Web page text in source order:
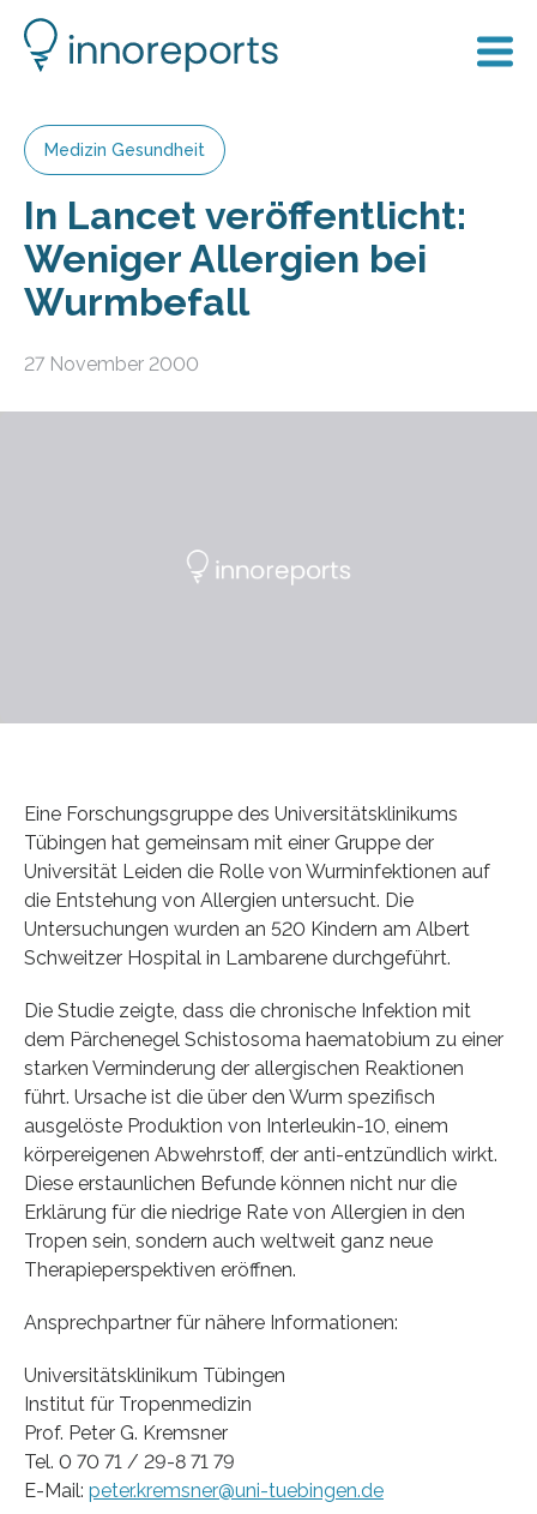
Medizin Gesundheit
In Lancet veröffentlicht:
Weniger Allergien bei
Wurmbefall
27 November 2000
Eine Forschungsgruppe des Universitätsklinikums
Tübingen hat gemeinsam mit einer Gruppe der
Universität Leiden die Rolle von Wurminfektionen auf
die Entstehung von Allergien untersucht. Die
Untersuchungen wurden an 520 Kindern am Albert
Schweitzer Hospital in Lambarene durchgeführt.
Die Studie zeigte, dass die chronische Infektion mit
dem Pärchenegel Schistosoma haematobium zu einer
starken Verminderung der allergischen Reaktionen
führt. Ursache ist die über den Wurm spezifisch
ausgelöste Produktion von Interleukin-10, einem
körpereigenen Abwehrstoff, der anti-entzündlich wirkt.
Diese erstaunlichen Befunde können nicht nur die
Erklärung für die niedrige Rate von Allergien in den
Tropen sein, sondern auch weltweit ganz neue
Therapieperspektiven eröffnen.
Ansprechpartner für nähere Informationen:
Universitätsklinikum Tübingen
Institut für Tropenmedizin
Prof. Peter G. Kremsner
Tel. 0 70 71 / 29-8 71 79
E-Mail: peter.kremsner@uni-tuebingen.de